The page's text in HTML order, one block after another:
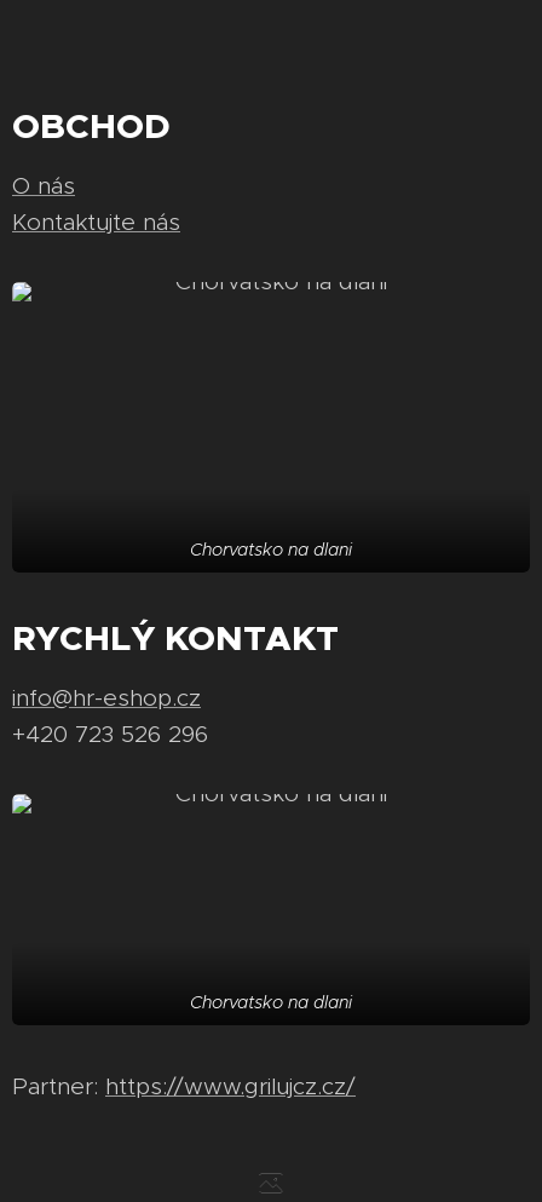
OBCHOD
O nás
Kontaktujte nás
Chorvatsko na dlani
RYCHLÝ KONTAKT
info@hr-eshop.cz
+420 723 526 296
Chorvatsko na dlani
Partner: https://www.grilujcz.cz/